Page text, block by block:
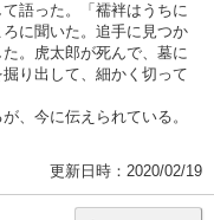
語った。「襦袢はうちに
に聞いた。追手に見つか
。虎太郎が死んで、墓に
り出して、細かく切って
、今に伝えられている。
更新日時：2020/02/19